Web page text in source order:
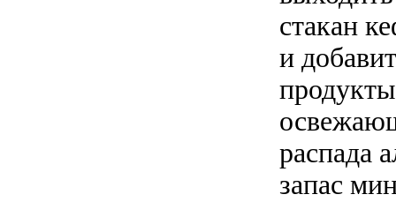
стакан
и
распада
запас